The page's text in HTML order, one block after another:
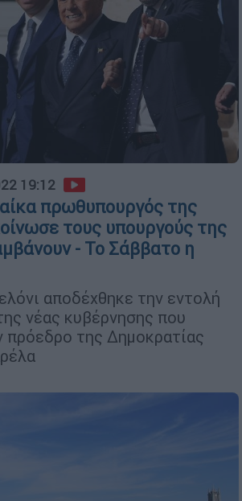
19:12
πρωθυπουργός της
τους υπουργούς της
- Το Σάββατο η
αποδέχθηκε την εντολή
νέας κυβέρνησης που
πρόεδρο της Δημοκρατίας